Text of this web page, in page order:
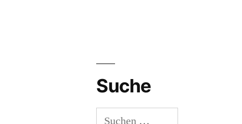
Suche
Suchen